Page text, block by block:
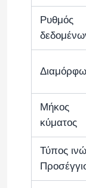
Διακόπτης
Ασύρματα
Διακόπτης
Ασύρματο AP
Ρυθμός
Μήκος
κύματος
Τύπος